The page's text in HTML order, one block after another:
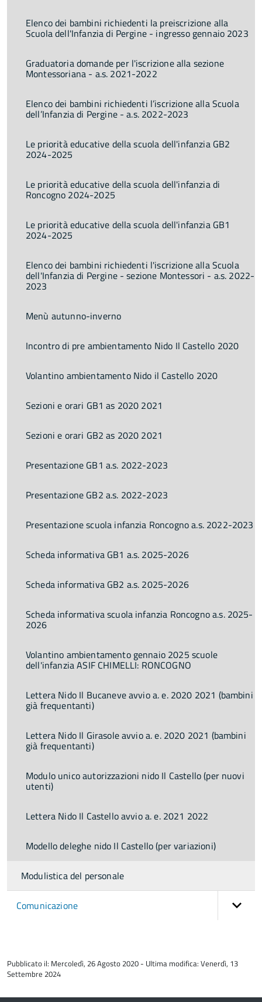
Elenco dei bambini richiedenti la preiscrizione alla
Scuola dell'Infanzia di Pergine - ingresso gennaio 2023
Graduatoria domande per l'iscrizione alla sezione
Montessoriana - a.s. 2021-2022
Elenco dei bambini richiedenti l’iscrizione alla Scuola
dell’Infanzia di Pergine - a.s. 2022-2023
Le priorità educative della scuola dell'infanzia GB2
2024-2025
Le priorità educative della scuola dell'infanzia di
Roncogno 2024-2025
Le priorità educative della scuola dell'infanzia GB1
2024-2025
Elenco dei bambini richiedenti l'iscrizione alla Scuola
dell'Infanzia di Pergine - sezione Montessori - a.s. 2022-
2023
Menù autunno-inverno
Incontro di pre ambientamento Nido Il Castello 2020
Volantino ambientamento Nido il Castello 2020
Sezioni e orari GB1 as 2020 2021
Sezioni e orari GB2 as 2020 2021
Presentazione GB1 a.s. 2022-2023
Presentazione GB2 a.s. 2022-2023
Presentazione scuola infanzia Roncogno a.s. 2022-2023
Scheda informativa GB1 a.s. 2025-2026
Scheda informativa GB2 a.s. 2025-2026
Scheda informativa scuola infanzia Roncogno a.s. 2025-
2026
Volantino ambientamento gennaio 2025 scuole
dell'infanzia ASIF CHIMELLI: RONCOGNO
Lettera Nido Il Bucaneve avvio a. e. 2020 2021 (bambini
già frequentanti)
Lettera Nido Il Girasole avvio a. e. 2020 2021 (bambini
già frequentanti)
Modulo unico autorizzazioni nido Il Castello (per nuovi
utenti)
Lettera Nido Il Castello avvio a. e. 2021 2022
Modello deleghe nido Il Castello (per variazioni)
Modulistica del personale
Comunicazione
del
contenuto
Pubblicato il: Mercoledì, 26 Agosto 2020 - Ultima modifica: Venerdì, 13
Settembre 2024